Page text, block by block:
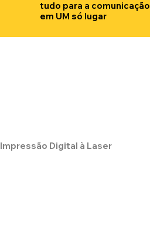
tudo para a
em UM só lugar
Impressão Digital à Laser